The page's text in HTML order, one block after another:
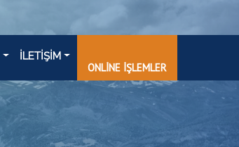
İLETİŞİM
ONLİNE İŞLEMLER